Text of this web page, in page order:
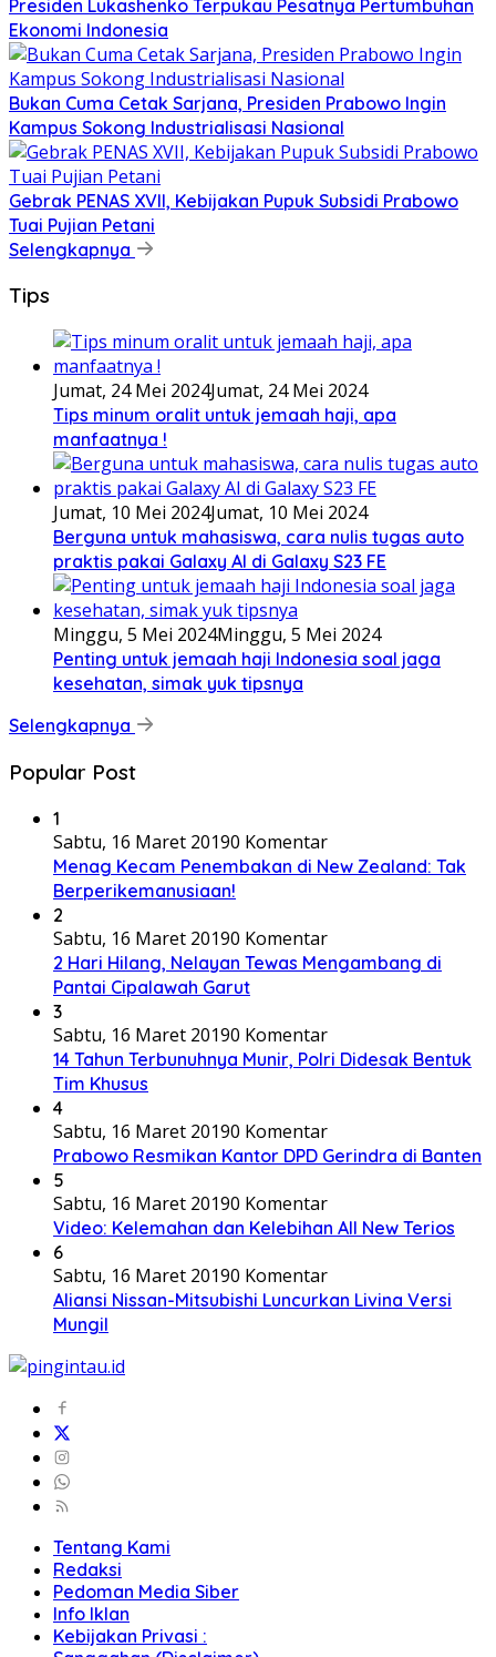
Presiden Lukashenko Terpukau Pesatnya Pertumbuhan
Ekonomi Indonesia
Bukan Cuma Cetak Sarjana, Presiden Prabowo Ingin
Kampus Sokong Industrialisasi Nasional
Gebrak PENAS XVII, Kebijakan Pupuk Subsidi Prabowo
Tuai Pujian Petani
Selengkapnya
Tips
Jumat, 24 Mei 2024Jumat, 24 Mei 2024
Tips minum oralit untuk jemaah haji, apa
manfaatnya !
Jumat, 10 Mei 2024Jumat, 10 Mei 2024
Berguna untuk mahasiswa, cara nulis tugas auto
praktis pakai Galaxy AI di Galaxy S23 FE
Minggu, 5 Mei 2024Minggu, 5 Mei 2024
Penting untuk jemaah haji Indonesia soal jaga
kesehatan, simak yuk tipsnya
Selengkapnya
Popular Post
1
Sabtu, 16 Maret 20190 Komentar
Menag Kecam Penembakan di New Zealand: Tak
Berperikemanusiaan!
2
Sabtu, 16 Maret 20190 Komentar
2 Hari Hilang, Nelayan Tewas Mengambang di
Pantai Cipalawah Garut
3
Sabtu, 16 Maret 20190 Komentar
14 Tahun Terbunuhnya Munir, Polri Didesak Bentuk
Tim Khusus
4
Sabtu, 16 Maret 20190 Komentar
Prabowo Resmikan Kantor DPD Gerindra di Banten
5
Sabtu, 16 Maret 20190 Komentar
Video: Kelemahan dan Kelebihan All New Terios
6
Sabtu, 16 Maret 20190 Komentar
Aliansi Nissan-Mitsubishi Luncurkan Livina Versi
Mungil
Tentang Kami
Redaksi
Pedoman Media Siber
Info Iklan
Kebijakan Privasi :